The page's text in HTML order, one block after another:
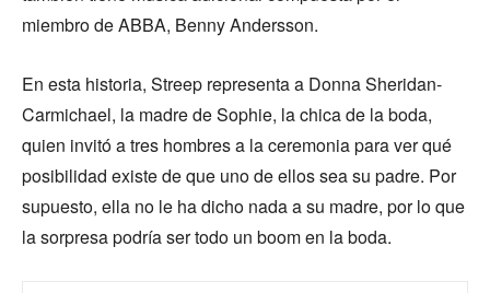
miembro de ABBA, Benny Andersson.
En esta historia, Streep representa a Donna Sheridan-
Carmichael, la madre de Sophie, la chica de la boda,
quien invitó a tres hombres a la ceremonia para ver qué
posibilidad existe de que uno de ellos sea su padre. Por
supuesto, ella no le ha dicho nada a su madre, por lo que
la sorpresa podría ser todo un boom en la boda.